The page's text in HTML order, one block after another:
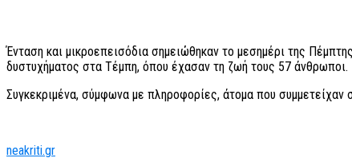
Ένταση και μικροεπεισόδια σημειώθηκαν το μεσημέρι της
δυστυχήματος στα Τέμπη, όπου έχασαν τη ζωή τους 57 άνθρωποι.
Συγκεκριμένα, σύμφωνα με πληροφορίες, άτομα που
neakriti.gr